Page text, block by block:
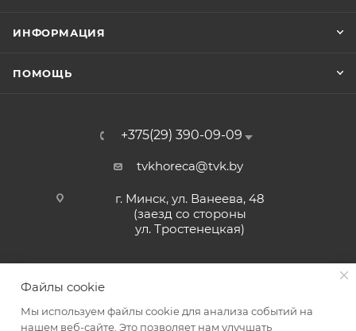
ИНФОРМАЦИЯ
ПОМОЩЬ
+375(29) 390-09-09
tvkhoreca@tvk.by
г. Минск, ул. Ванеева, 48
(заезд со стороны
ул. Тростенецкая)
Файлы cookie
Мы используем файлы cookie для анализа событий на
нашем веб-сайте. Это позволяет нам улучшать